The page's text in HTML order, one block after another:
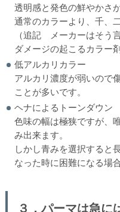
透明感と発色の鮮やかさが
通常のカラーより、千、
（追記 メーカーはそう
ダメージの起こるカラー
低アルカリカラー
アルカリ濃度が弱いので
ことが多いです。
ヘナによるトーンダウン
色味の幅は極狭ですが、
み出来ます。
しかし青みを選択すると
なった時に困難になる場
３，パーマは急に